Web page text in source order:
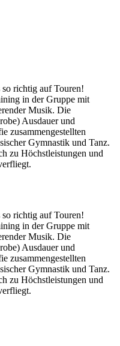
richtig auf Touren!
in der Gruppe mit
Musik. Die
Ausdauer und
zusammengestellten
Gymnastik und Tanz.
zu Höchstleistungen und
richtig auf Touren!
in der Gruppe mit
Musik. Die
Ausdauer und
zusammengestellten
Gymnastik und Tanz.
zu Höchstleistungen und